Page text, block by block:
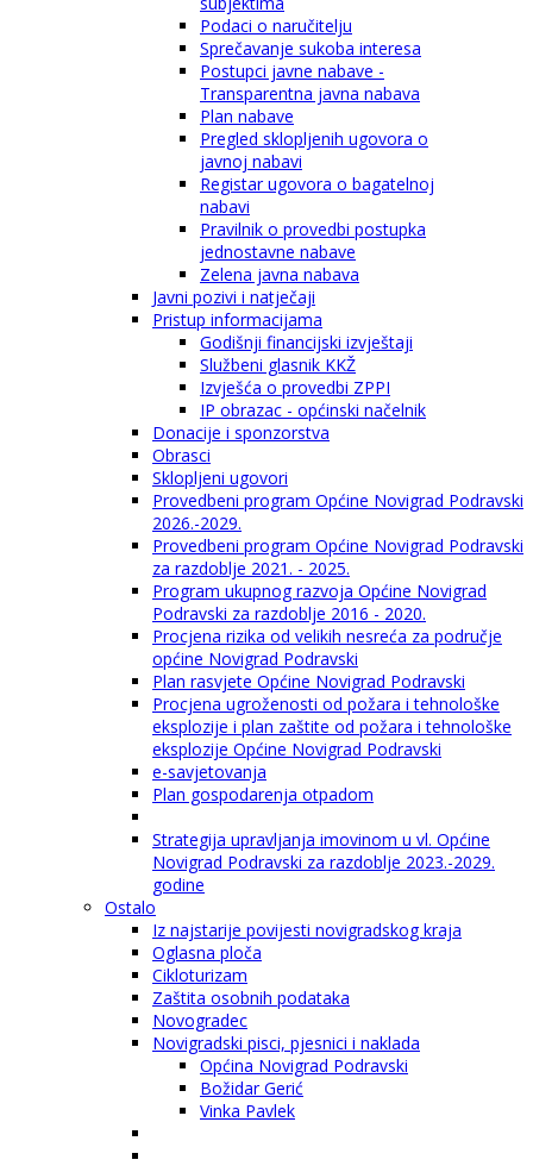
Podaci o naručitelju
Sprečavanje sukoba interesa
Postupci javne nabave -
Transparentna javna nabava
Plan nabave
Pregled sklopljenih ugovora o
javnoj nabavi
Registar ugovora o bagatelnoj
nabavi
Pravilnik o provedbi postupka
jednostavne nabave
Zelena javna nabava
Javni pozivi i natječaji
Pristup informacijama
Godišnji financijski izvještaji
Službeni glasnik KKŽ
Izvješća o provedbi ZPPI
IP obrazac - općinski načelnik
Donacije i sponzorstva
Obrasci
Sklopljeni ugovori
Provedbeni program Općine Novigrad Podravski
2026.-2029.
Provedbeni program Općine Novigrad Podravski
za razdoblje 2021. - 2025.
Program ukupnog razvoja Općine Novigrad
Podravski za razdoblje 2016 - 2020.
Procjena rizika od velikih nesreća za područje
općine Novigrad Podravski
Plan rasvjete Općine Novigrad Podravski
Procjena ugroženosti od požara i tehnološke
eksplozije i plan zaštite od požara i tehnološke
eksplozije Općine Novigrad Podravski
e-savjetovanja
Plan gospodarenja otpadom
Strategija upravljanja imovinom u vl. Općine
Novigrad Podravski za razdoblje 2023.-2029.
godine
Ostalo
Iz najstarije povijesti novigradskog kraja
Oglasna ploča
Cikloturizam
Zaštita osobnih podataka
Novogradec
Novigradski pisci, pjesnici i naklada
Općina Novigrad Podravski
Božidar Gerić
Vinka Pavlek